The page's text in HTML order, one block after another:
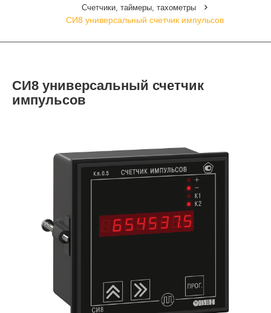
Счетчики, таймеры, тахометры
СИ8 универсальный счетчик импульсов
СИ8 универсальный счетчик
импульсов